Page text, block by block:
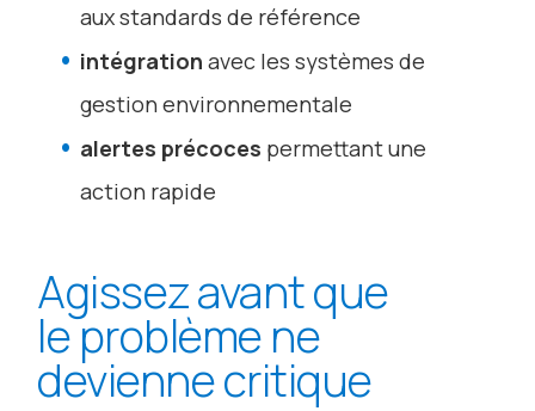
aux standards de référence
intégration avec les systèmes de
gestion environnementale
alertes précoces permettant une
action rapide
Agissez avant que
le problème ne
devienne critique